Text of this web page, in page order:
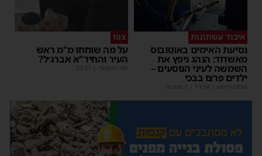
איבוד עשתונות
נסיעת האימים באוטובוס
מאשדוד: הנהג ניפץ את
השמשה לעיני הנוסעים –
ילדים פרצו בבכי
מנחם דויטש 11:34
צפו
על מה שוחחו מ"מ ראש
העיר והחיד"א אברג׳ל?
יוסי יחזקאלי 23:37